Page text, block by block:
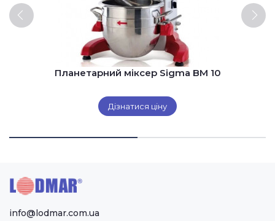
Планетарний міксер Sigma BM 10
Дізнатися ціну
info@lodmar.com.ua